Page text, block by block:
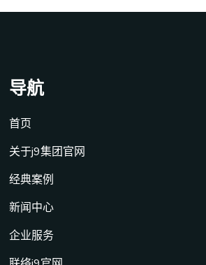
导航
首页
关于j9集团官网
经典案例
新闻中心
企业服务